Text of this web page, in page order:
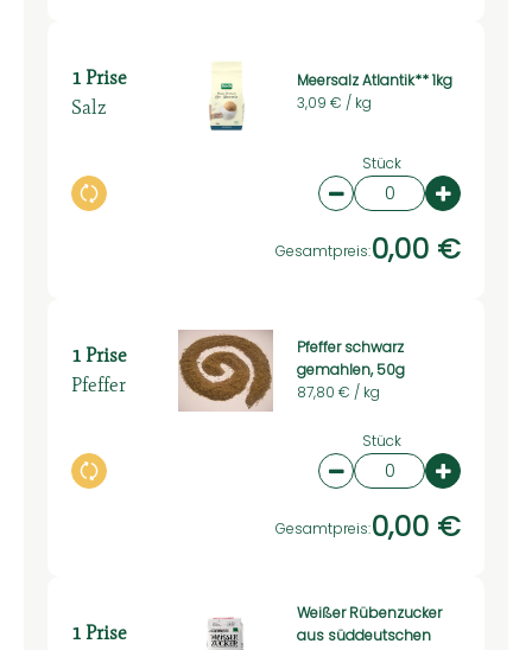
1 Prise
Salz
Auswahl ändern
Meersalz Atlantik** 1kg
3,09 € / kg
Stück
Artikelanzahl
Gesamtpreis:0,00 €
1 Prise
Pfeffer
Auswahl ändern
Pfeffer schwarz
gemahlen, 50g
87,80 € / kg
Stück
Artikelanzahl
Gesamtpreis:0,00 €
1 Prise
Weißer Rübenzucker
aus süddeutschen